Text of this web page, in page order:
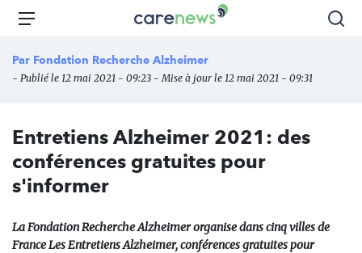
Aller
principal
Carenews,
média
des
l'engagement
Menu
Par Fondation Recherche Alzheimer
- Publié le 12 mai 2021 - 09:23 - Mise à jour le 12 mai 2021 - 09:31
Entretiens Alzheimer 2021: des
conférences gratuites pour
s'informer
La Fondation Recherche Alzheimer organise dans cinq villes de
France Les Entretiens Alzheimer, conférences gratuites pour